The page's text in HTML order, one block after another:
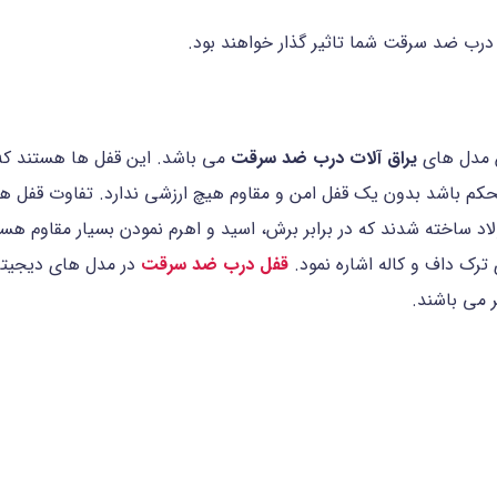
ضد سرقت شما تاثیر گذار خواهند بود.
مدل های یراق آلات درب ضد سرقت می باشد. این قفل ها هستند
باشد بدون یک قفل امن و مقاوم هیچ ارزشی ندارد. تفاوت
ساخته شدند که در برابر برش، اسید و اهرم نمودن بسیار
داف و کاله اشاره نمود. قفل درب ضد سرقت در مدل های
می باشند.